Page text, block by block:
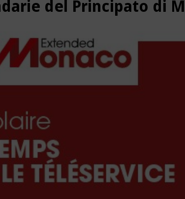
del Principato di